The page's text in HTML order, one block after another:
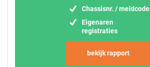
Chassisnr. / meldcode
Eigenaren
registraties
bekijk rapport